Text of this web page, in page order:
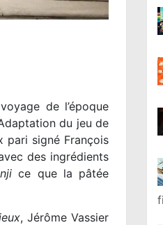
de l’époque
du jeu de
pari signé François
des ingrédients
ce que la pâtée
, Jérôme Vassier